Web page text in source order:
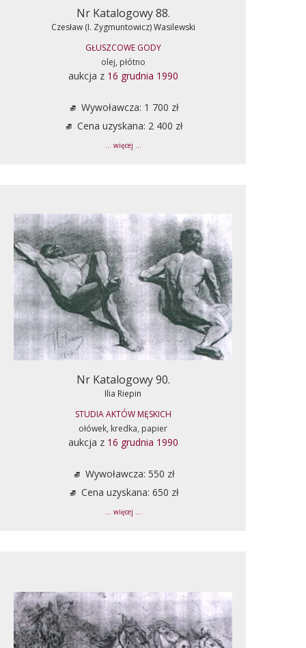
Nr Katalogowy 88.
Czesław (I. Zygmuntowicz) Wasilewski
GŁUSZCOWE GODY
olej, płótno
aukcja z 16 grudnia 1990
Wywoławcza: 1 700 zł
Cena uzyskana: 2 400 zł
... więcej ...
Nr Katalogowy 90.
Ilia Riepin
STUDIA AKTÓW MĘSKICH
ołówek, kredka, papier
aukcja z 16 grudnia 1990
Wywoławcza: 550 zł
Cena uzyskana: 650 zł
... więcej ...